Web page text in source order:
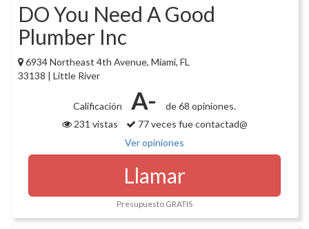
DO You Need A Good
Plumber Inc
6934 Northeast 4th Avenue, Miami, FL
33138 | Little River
Calificación A-
de 68 opiniones.
231 vistas
77 veces fue contactad@
Ver opiniones
Llamar
Presupuesto GRATIS